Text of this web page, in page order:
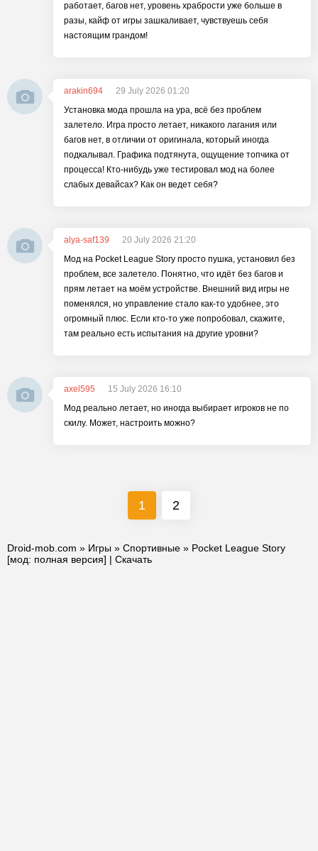
работает, багов нет, уровень храбрости уже больше в
разы, кайф от игры зашкаливает, чувствуешь себя
настоящим грандом!
arakin694
29 July 2026 01:20
Установка мода прошла на ура, всё без проблем
залетело. Игра просто летает, никакого лагания или
багов нет, в отличии от оригинала, который иногда
подкалывал. Графика подтянута, ощущение топчика от
процесса! Кто-нибудь уже тестировал мод на более
слабых девайсах? Как он ведет себя?
alya-saf139
20 July 2026 21:20
Мод на Pocket League Story просто пушка, установил без
проблем, все залетело. Понятно, что идёт без багов и
прям летает на моём устройстве. Внешний вид игры не
поменялся, но управление стало как-то удобнее, это
огромный плюс. Если кто-то уже попробовал, скажите,
там реально есть испытания на другие уровни?
axel595
15 July 2026 16:10
Мод реально летает, но иногда выбирает игроков не по
скилу. Может, настроить можно?
1 2
Droid-mob.com » Игры » Спортивные » Pocket League Story
[мод: полная версия] | Скачать